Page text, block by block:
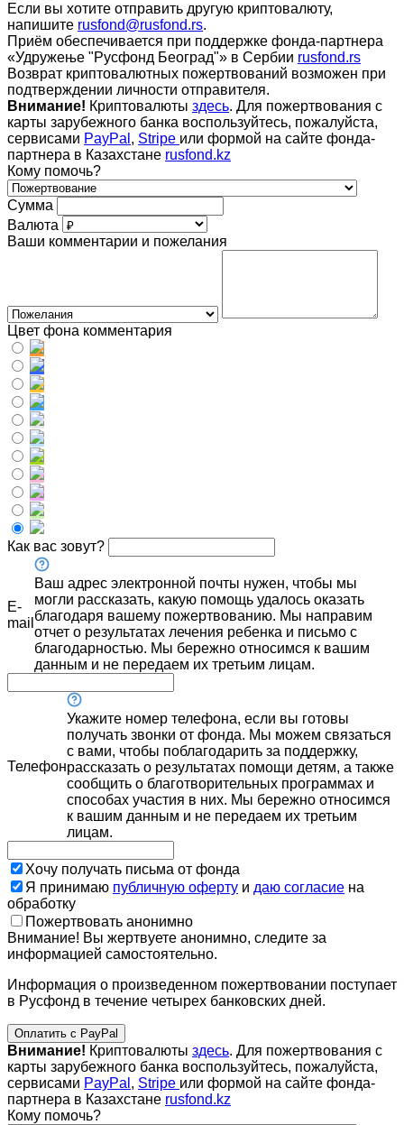
Если вы хотите отправить другую криптовалюту,
напишите rusfond@rusfond.rs.
Приём обеспечивается при поддержке фонда-партнера
«Удружење "Русфонд Београд"» в Сербии rusfond.rs
Возврат криптовалютных пожертвований возможен при
подтверждении личности отправителя.
Внимание! Криптовалюты здесь. Для пожертвования с
карты зарубежного банка воспользуйтесь, пожалуйста,
сервисами PayPal , Stripe или формой на сайте фонда-
партнера в Казахстане rusfond.kz
Кому помочь?
Сумма
Валюта
Ваши комментарии и пожелания
Цвет фона комментария
Как вас зовут?
E-
mail
Ваш адрес электронной почты нужен, чтобы мы
могли рассказать, какую помощь удалось оказать
благодаря вашему пожертвованию. Мы направим
отчет о результатах лечения ребенка и письмо с
благодарностью. Мы бережно относимся к вашим
данным и не передаем их третьим лицам.
Телефон
Укажите номер телефона, если вы готовы
получать звонки от фонда. Мы можем связаться
с вами, чтобы поблагодарить за поддержку,
рассказать о результатах помощи детям, а также
сообщить о благотворительных программах и
способах участия в них. Мы бережно относимся
к вашим данным и не передаем их третьим
лицам.
Хочу получать письма от фонда
Я принимаю публичную оферту и даю согласие на
обработку
Пожертвовать анонимно
Внимание! Вы жертвуете анонимно, следите за
информацией самостоятельно.
Информация о произведенном пожертвовании поступает
в Русфонд в течение четырех банковских дней.
Оплатить с PayPal
Внимание! Криптовалюты здесь. Для пожертвования с
карты зарубежного банка воспользуйтесь, пожалуйста,
сервисами PayPal , Stripe или формой на сайте фонда-
партнера в Казахстане rusfond.kz
Кому помочь?